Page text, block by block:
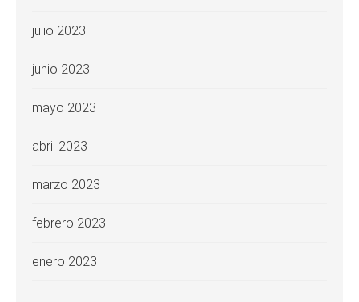
julio 2023
junio 2023
mayo 2023
abril 2023
marzo 2023
febrero 2023
enero 2023